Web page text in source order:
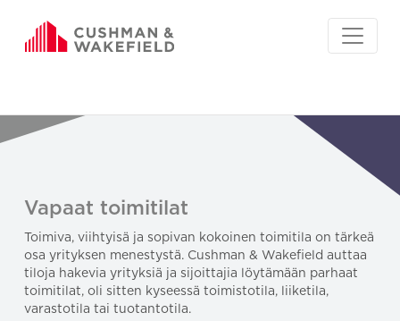
Vapaat toimitilat
Toimiva, viihtyisä ja sopivan kokoinen toimitila on tärkeä
osa yrityksen menestystä. Cushman & Wakefield auttaa
tiloja hakevia yrityksiä ja sijoittajia löytämään parhaat
toimitilat, oli sitten kyseessä toimistotila, liiketila,
varastotila tai tuotantotila.